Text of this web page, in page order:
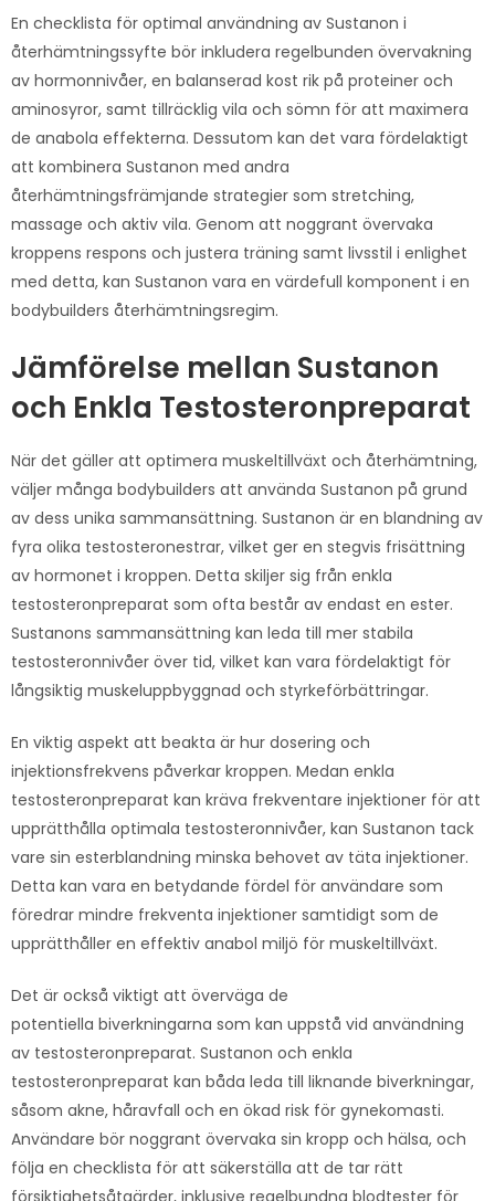
En checklista för optimal användning av Sustanon i
återhämtningssyfte bör inkludera regelbunden övervakning
av hormonnivåer, en balanserad kost rik på proteiner och
aminosyror, samt tillräcklig vila och sömn för att maximera
de anabola effekterna. Dessutom kan det vara fördelaktigt
att kombinera Sustanon med andra
återhämtningsfrämjande strategier som stretching,
massage och aktiv vila. Genom att noggrant övervaka
kroppens respons och justera träning samt livsstil i enlighet
med detta, kan Sustanon vara en värdefull komponent i en
bodybuilders återhämtningsregim.
Jämförelse mellan Sustanon
och Enkla Testosteronpreparat
När det gäller att optimera muskeltillväxt och återhämtning,
väljer många bodybuilders att använda Sustanon på grund
av dess unika sammansättning. Sustanon är en blandning av
fyra olika testosteronestrar, vilket ger en stegvis frisättning
av hormonet i kroppen. Detta skiljer sig från enkla
testosteronpreparat som ofta består av endast en ester.
Sustanons sammansättning kan leda till mer stabila
testosteronnivåer över tid, vilket kan vara fördelaktigt för
långsiktig muskeluppbyggnad och styrkeförbättringar.
En viktig aspekt att beakta är hur dosering och
injektionsfrekvens påverkar kroppen. Medan enkla
testosteronpreparat kan kräva frekventare injektioner för att
upprätthålla optimala testosteronnivåer, kan Sustanon tack
vare sin esterblandning minska behovet av täta injektioner.
Detta kan vara en betydande fördel för användare som
föredrar mindre frekventa injektioner samtidigt som de
upprätthåller en effektiv anabol miljö för muskeltillväxt.
Det är också viktigt att överväga de
potentiella biverkningarna som kan uppstå vid användning
av testosteronpreparat. Sustanon och enkla
testosteronpreparat kan båda leda till liknande biverkningar,
såsom akne, håravfall och en ökad risk för gynekomasti.
Användare bör noggrant övervaka sin kropp och hälsa, och
följa en checklista för att säkerställa att de tar rätt